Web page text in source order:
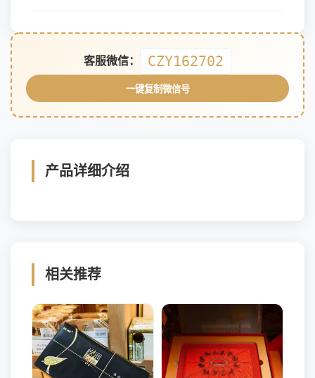
客服微信： CZY162702
一键复制微信号
产品详细介绍
相关推荐